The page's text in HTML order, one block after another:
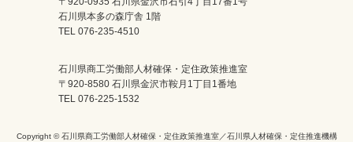
石川県本多の森庁舎 1階
TEL 076-235-4510
石川県商工労働部人材確保・定住政策推進室
〒920-8580 石川県金沢市鞍月1丁目1番地
TEL 076-225-1532
Copyright © 石川県商工労働部人材確保・定住政策推進室／石川県人材確保・定住推進機構